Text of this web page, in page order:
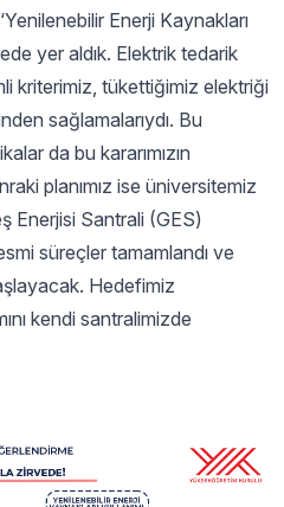
Enerji Kaynakları
yer aldık. Elektrik tedarik
kriterimiz, tükettiğimiz elektriği
sağlamalarıydı. Bu
da bu kararımızın
planımız ise üniversitemiz
Enerjisi Santrali (GES)
süreçler tamamlandı ve
Hedefimiz
kendi santralimizde